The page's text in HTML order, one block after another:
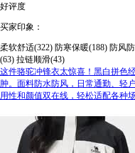
好评度
买家印象：
柔软舒适(322) 防寒保暖(188) 防风
(63) 拉链顺滑(43)
这件骆驼冲锋衣太惊喜！黑白拼色
肿。面料防水防风，日常通勤、轻
用性和颜值双在线，轻松适配各种